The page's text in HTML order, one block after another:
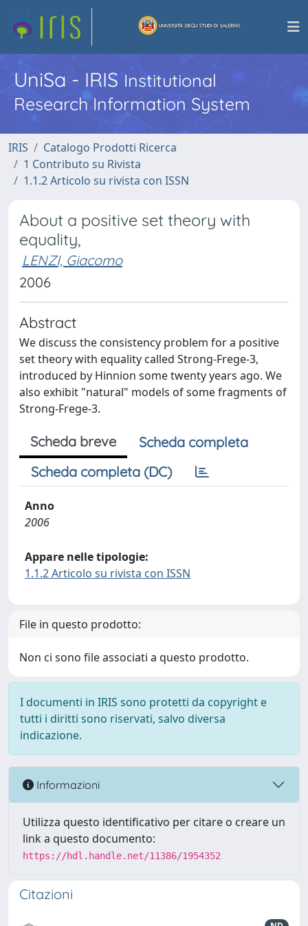
UniSa - IRISInstitutional
Research Information System
IRIS
Catalogo Prodotti Ricerca
1 Contributo su Rivista
1.1.2 Articolo su rivista con ISSN
About a positive set theory with
equality,
LENZI, Giacomo
2006
Abstract
We discuss the consistency problem for a positive
set theory with equality called Strong-Frege-3,
introduced by Hinnion some twenty years ago. We
also exhibit "natural" models of some fragments of
Strong-Frege-3.
Scheda breve
Scheda completa
Scheda completa (DC)
Anno
2006
Appare nelle tipologie:
1.1.2 Articolo su rivista con ISSN
File in questo prodotto:
Non ci sono file associati a questo prodotto.
I documenti in IRIS sono protetti da copyright e
tutti i diritti sono riservati, salvo diversa
indicazione.
Informazioni
Utilizza questo identificativo per citare o creare un
link a questo documento:
https://hdl.handle.net/11386/1954352
Citazioni